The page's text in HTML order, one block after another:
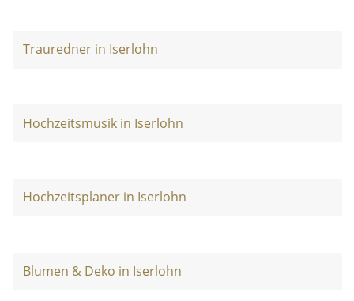
Trauredner in Iserlohn
Hochzeitsmusik in Iserlohn
Hochzeitsplaner in Iserlohn
Blumen & Deko in Iserlohn